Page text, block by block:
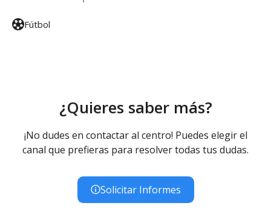
Fútbol
¿Quieres saber más?
¡No dudes en contactar al centro! Puedes elegir el
canal que prefieras para resolver todas tus dudas.
Solicitar Informes